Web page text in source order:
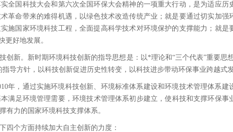
全国科技大会和第六次全国环保大会精神的一项重大行动，是为适应
革命带来的难得机遇，以绿色技术改造传统产业；就是要通过切实加强
施国家环境科技工程，全面提高科学技术对环境保护的支撑能力；就
更好地发展。
新。新时期环境科技创新的指导思想是：以*理论和“三个代表”重要思
导方针，以科技创新促进历史性转变，以科技进步带动环保事业跨越式发
，通过实施环境科技创新、环境标准体系建设和环境技术管理体系建
满足环境管理需要，环境技术管理体系初步建立，使科技和支撑环保事
有力的国家环境科技支撑体系。
个方面持续加大自主创新的力度：